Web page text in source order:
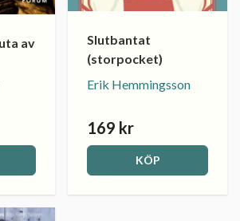
av
Slutbantat
(storpocket)
Erik Hemmingsson
169 kr
KÖP